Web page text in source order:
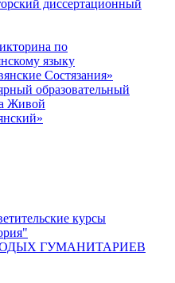
диссертационный
по
языку
Состязания»
образовательный
Живой
курсы
ГУМАНИТАРИЕВ